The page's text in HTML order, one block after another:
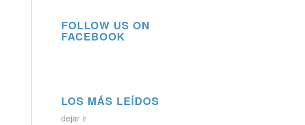
FOLLOW US ON
FACEBOOK
LOS MÁS LEÍDOS
dejar ir